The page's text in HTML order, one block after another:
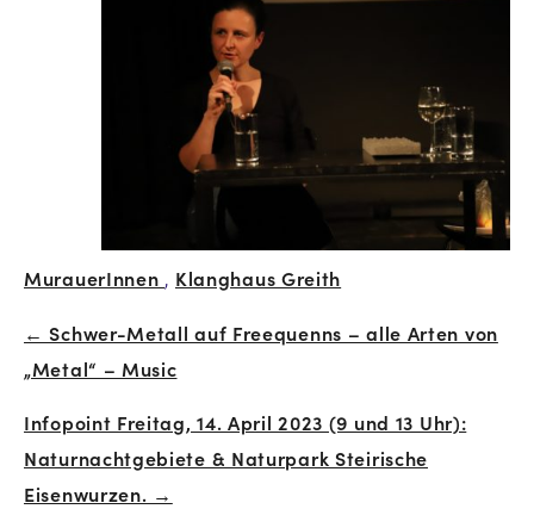
MurauerInnen , Klanghaus Greith
Beitrags-
← Schwer-Metall auf Freequenns – alle Arten von
„Metal“ – Music
Infopoint Freitag, 14. April 2023 (9 und 13 Uhr):
Naturnachtgebiete & Naturpark Steirische
Eisenwurzen. →